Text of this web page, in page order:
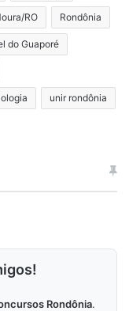
RO Rondônia
do Guaporé
unir rondônia
Rondônia.